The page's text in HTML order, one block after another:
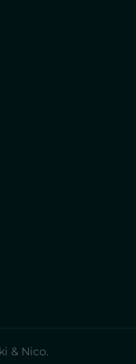
& Nico.